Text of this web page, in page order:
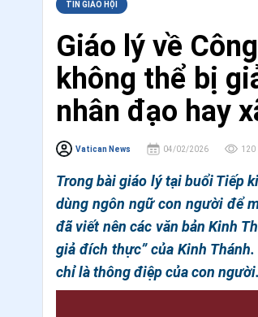
TIN GIÁO HỘI
Giáo lý về
không thể bị
nhân đạo hay
Vatican News 04/02/2026 120
Trong bài giáo lý tại buổi Tiếp
dùng ngôn ngữ con người để
đã viết nên các văn bản Kinh
giả đích thực” của Kinh
chỉ là thông điệp của con người.